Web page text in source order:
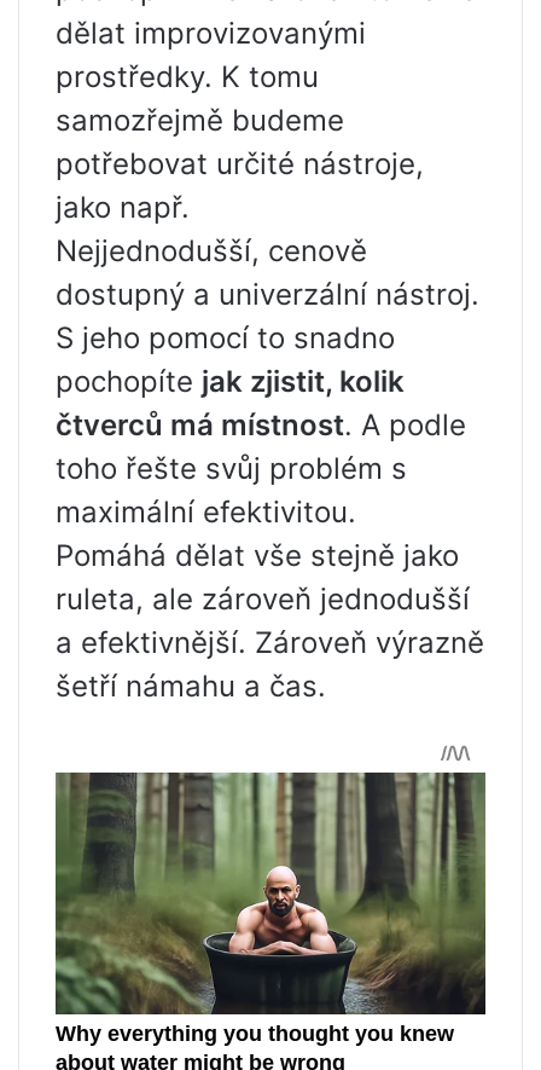
dělat improvizovanými
prostředky. K tomu
samozřejmě budeme
potřebovat určité nástroje,
jako např.
Nejjednodušší, cenově
dostupný a univerzální nástroj.
S jeho pomocí to snadno
pochopíte jak zjistit, kolik
čtverců má místnost. A podle
toho řešte svůj problém s
maximální efektivitou.
Pomáhá dělat vše stejně jako
ruleta, ale zároveň jednodušší
a efektivnější. Zároveň výrazně
šetří námahu a čas.